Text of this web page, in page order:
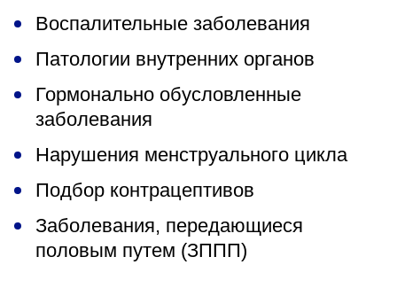
Воспалительные заболевания
Патологии внутренних органов
Гормонально обусловленные
заболевания
Нарушения менструального цикла
Подбор контрацептивов
Заболевания, передающиеся
половым путем (ЗППП)